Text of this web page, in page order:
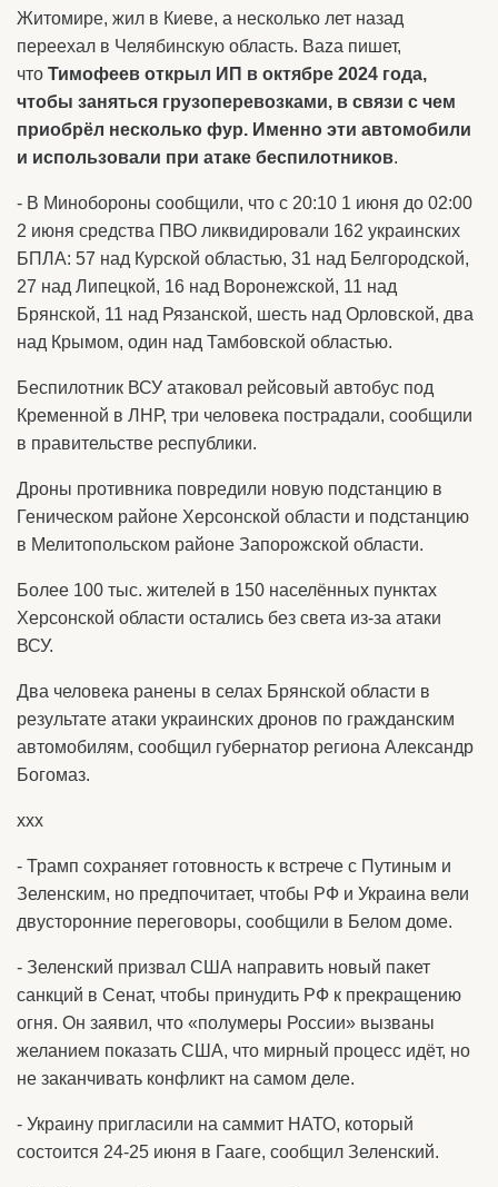
Житомире, жил в Киеве, а несколько лет назад
переехал в Челябинскую область. Baza пишет,
что Тимофеев открыл ИП в октябре 2024 года,
чтобы заняться грузоперевозками, в связи с чем
приобрёл несколько фур. Именно эти автомобили
и использовали при атаке беспилотников.
- В Минобороны сообщили, что с 20:10 1 июня до 02:00
2 июня средства ПВО ликвидировали 162 украинских
БПЛА: 57 над Курской областью, 31 над Белгородской,
27 над Липецкой, 16 над Воронежской, 11 над
Брянской, 11 над Рязанской, шесть над Орловской, два
над Крымом, один над Тамбовской областью.
Беспилотник ВСУ атаковал рейсовый автобус под
Кременной в ЛНР, три человека пострадали, сообщили
в правительстве республики.
Дроны противника повредили новую подстанцию в
Геническом районе Херсонской области и подстанцию
в Мелитопольском районе Запорожской области.
Более 100 тыс. жителей в 150 населённых пунктах
Херсонской области остались без света из-за атаки
ВСУ.
Два человека ранены в селах Брянской области в
результате атаки украинских дронов по гражданским
автомобилям, сообщил губернатор региона Александр
Богомаз.
ххх
- Трамп сохраняет готовность к встрече с Путиным и
Зеленским, но предпочитает, чтобы РФ и Украина вели
двусторонние переговоры, сообщили в Белом доме.
- Зеленский призвал США направить новый пакет
санкций в Сенат, чтобы принудить РФ к прекращению
огня. Он заявил, что «полумеры России» вызваны
желанием показать США, что мирный процесс идёт, но
не заканчивать конфликт на самом деле.
- Украину пригласили на саммит НАТО, который
состоится 24-25 июня в Гааге, сообщил Зеленский.